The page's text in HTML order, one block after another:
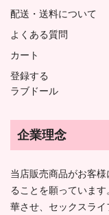
配送・送料について
よくある質問
カート
登録する
ラブドール
企業理念
当店販売商品がお客
ることを願っていま
華させ、セックスライ